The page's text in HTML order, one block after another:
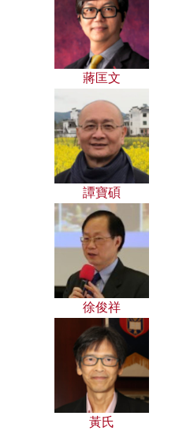
蔣匡文
譚寶碩
徐俊祥
黃氏